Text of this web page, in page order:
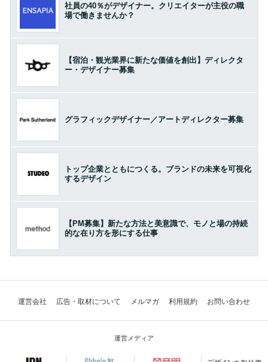
社員の40％がデザイナー。クリエイターが主役の職
場で働きませんか？
【宿泊・観光業界に新たな価値を創出】ディレクタ
ー・デザイナー募集
グラフィックデザイナー／アートディレクター募集
トップ企業とともにつくる。ブランドの未来を可視化
するデザイン
【PM募集】新たな方法と美意識で、モノと場の持続
的な在り方を形にする仕事
運営会社 広告・取材について メルマガ 利用規約 お問い合わせ
運営メディア